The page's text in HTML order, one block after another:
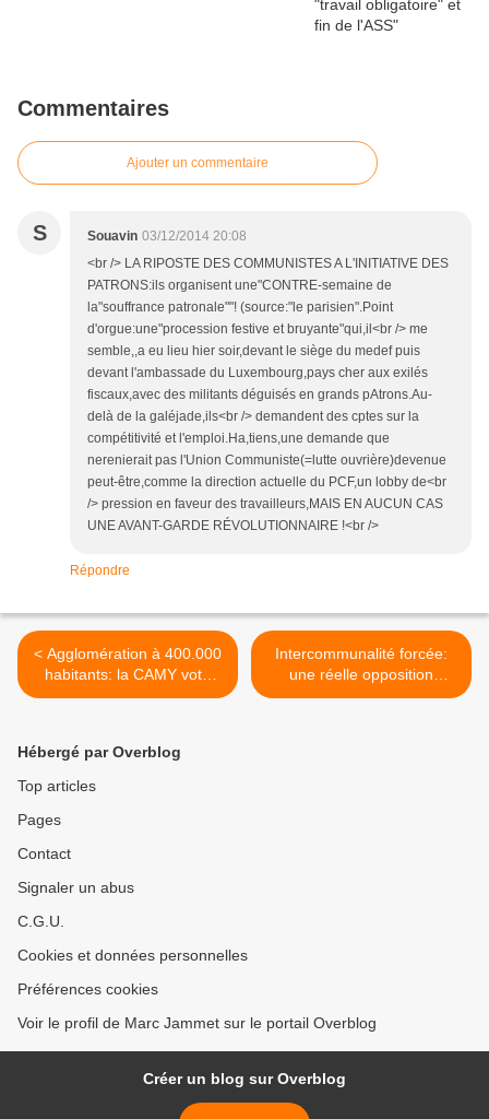
Commentaires
Ajouter un commentaire
S Souavin 03/12/2014 20:08
<br /> LA RIPOSTE DES COMMUNISTES A L'INITIATIVE DES
PATRONS:ils organisent une"CONTRE-semaine de
la"souffrance patronale""! (source:"le parisien".Point
d'orgue:une"procession festive et bruyante"qui,il<br /> me
semble,,a eu lieu hier soir,devant le siège du medef puis
devant l'ambassade du Luxembourg,pays cher aux exilés
fiscaux,avec des militants déguisés en grands pAtrons.Au-
delà de la galéjade,ils<br /> demandent des cptes sur la
compétitivité et l'emploi.Ha,tiens,une demande que
nerenierait pas l'Union Communiste(=lutte ouvrière)devenue
peut-être,comme la direction actuelle du PCF,un lobby de<br
/> pression en faveur des travailleurs,MAIS EN AUCUN CAS
UNE AVANT-GARDE RÉVOLUTIONNAIRE !<br />
Répondre
< Agglomération à 400.000
habitants: la CAMY vote
contre mais investit
Intercommunalité forcée:
une réelle opposition
commence à voir le jour >
Hébergé par Overblog
Top articles
Pages
Contact
Signaler un abus
C.G.U.
Cookies et données personnelles
Préférences cookies
Voir le profil de Marc Jammet sur le portail Overblog
Créer un blog sur Overblog